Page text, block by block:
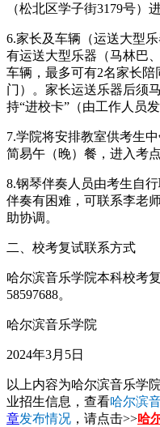
（松北区学子街3179号）进
6.家长及车辆（运送大型
有运送大型乐器（马林巴
车辆，最多可有2名家长
门）。家长运送乐器后须
持“进校卡”（由工作人员发
7.学院将安排教室供考生
简易午（晚）餐，进入考
8.钢琴伴奏人员由考生自
伴奏有困难，可联系李老
助协调。
二、校考复试联系方式
哈尔滨音乐学院本科校考
58597688。
哈尔滨音乐学院
2024年3月5日
以上内容为哈尔滨音乐学
业招生信息，查看哈尔滨
章发布情况 ，请点击>>哈